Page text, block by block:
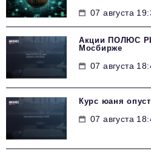
07 августа
Акции ПОЛЮС
Мосбирже
07 августа
Курс юаня
07 августа